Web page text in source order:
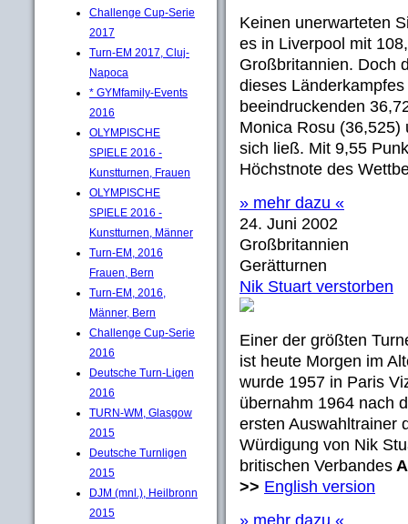
Challenge Cup-Serie
2017
Turn-EM 2017, Cluj-
Napoca
* GYMfamily-Events
2016
OLYMPISCHE
SPIELE 2016 -
Kunstturnen, Frauen
OLYMPISCHE
SPIELE 2016 -
Kunstturnen, Männer
Turn-EM, 2016
Frauen, Bern
Turn-EM, 2016,
Männer, Bern
Challenge Cup-Serie
2016
Deutsche Turn-Ligen
2016
TURN-WM, Glasgow
2015
Deutsche Turnligen
2015
DJM (mnl.), Heilbronn
2015
Keinen unerwarteten
es in Liverpool mit
Großbritannien. Doch
dieses
beeindruckenden
Monica Rosu
sich ließ. Mit 9,55
Höchstnote des
» mehr dazu «
24. Juni 2002
Großbritannien
Gerätturnen
Nik Stuart verstorben
Einer der größten
ist heute Morgen im
wurde 1957 in Paris
übernahm 1964 nach
ersten Auswahltrainer
Würdigung von Nik
britischen Verbandes
>> English version
» mehr dazu «